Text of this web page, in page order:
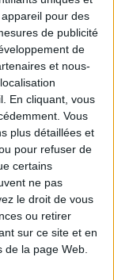
pour des
de publicité
de
et nous-
En cliquant, vous
Vous
plus détaillées et
pour refuser de
certains
ne pas
le droit de vous
ou retirer
sur ce site et en
la page Web.
n'est
corps à puiser
la quantité de